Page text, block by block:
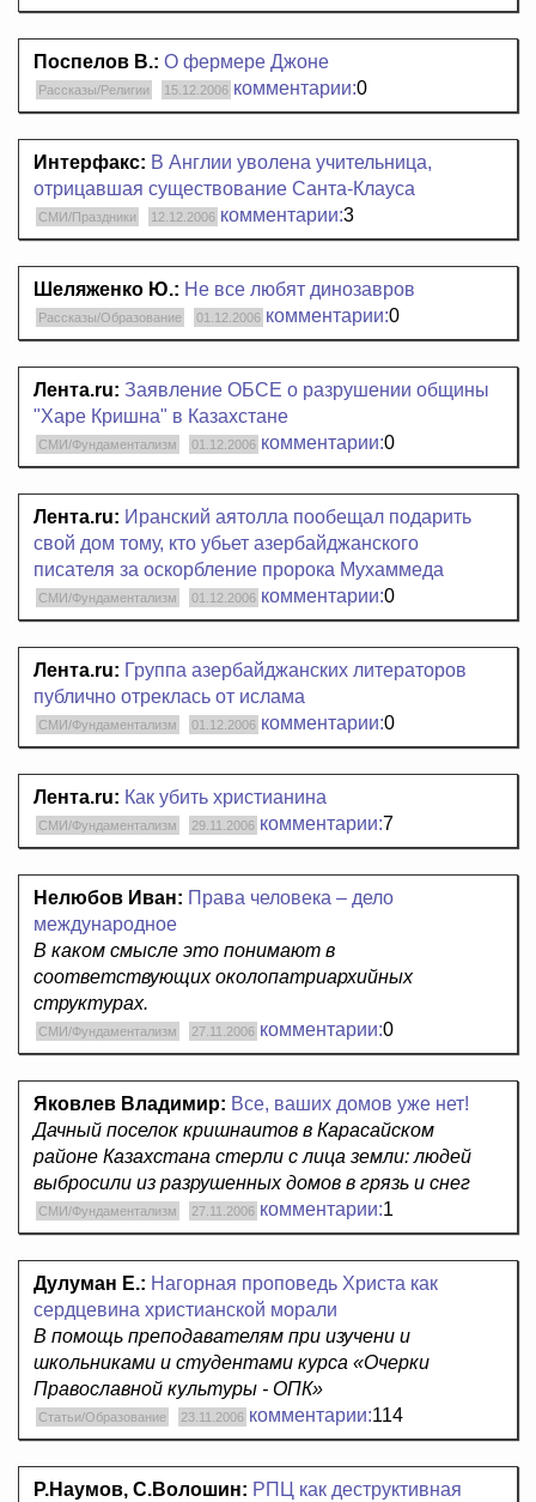
Поспелов В.: О фермере Джоне
Рассказы/Религии 15.12.2006 комментарии:0
Интерфакс: В Англии уволена учительница,
отрицавшая существование Санта-Клауса
СМИ/Праздники 12.12.2006 комментарии:3
Шеляженко Ю.: Не все любят динозавров
Рассказы/Образование 01.12.2006 комментарии:0
Лента.ru: Заявление ОБСЕ о разрушении общины
"Харе Кришна" в Казахстане
СМИ/Фундаментализм 01.12.2006 комментарии:0
Лента.ru: Иранский аятолла пообещал подарить
свой дом тому, кто убьет азербайджанского
писателя за оскорбление пророка Мухаммеда
СМИ/Фундаментализм 01.12.2006 комментарии:0
Лента.ru: Группа азербайджанских литераторов
публично отреклась от ислама
СМИ/Фундаментализм 01.12.2006 комментарии:0
Лента.ru: Как убить христианина
СМИ/Фундаментализм 29.11.2006 комментарии:7
Нелюбов Иван: Права человека – дело
международное
В каком смысле это понимают в
соответствующих околопатриархийных
структурах.
СМИ/Фундаментализм 27.11.2006 комментарии:0
Яковлев Владимир: Все, ваших домов уже нет!
Дачный поселок кришнаитов в Карасайском
районе Казахстана стерли с лица земли: людей
выбросили из разрушенных домов в грязь и снег
СМИ/Фундаментализм 27.11.2006 комментарии:1
Дулуман Е.: Нагорная проповедь Христа как
сердцевина христианской морали
В помощь преподавателям при изучени и
школьниками и студентами курса «Очерки
Православной культуры - ОПК»
Статьи/Образование 23.11.2006 комментарии:114
Р.Наумов, С.Волошин: РПЦ как деструктивная